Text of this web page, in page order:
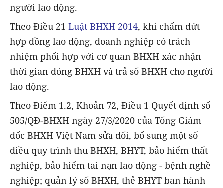
người lao động.
Theo Điều 21 Luật BHXH 2014, khi chấm dứt
hợp đồng lao động, doanh nghiệp có trách
nhiệm phối hợp với cơ quan BHXH xác nhận
thời gian đóng BHXH và trả sổ BHXH cho người
lao động.
Theo Điểm 1.2, Khoản 72, Điều 1 Quyết định số
505/QĐ-BHXH ngày 27/3/2020 của Tổng Giám
đốc BHXH Việt Nam sửa đổi, bổ sung một số
điều quy trình thu BHXH, BHYT, bảo hiểm thất
nghiệp, bảo hiểm tai nạn lao động - bệnh nghề
nghiệp; quản lý sổ BHXH, thẻ BHYT ban hành